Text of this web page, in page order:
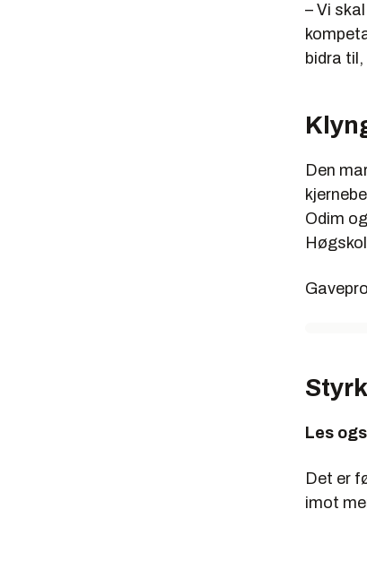
– Vi
bidra
Den
Odim
Les
Det er
imot